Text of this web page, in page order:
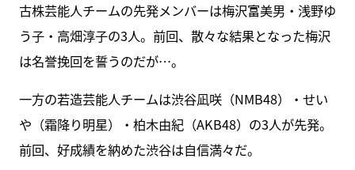
古株芸能人チームの先発メンバーは梅沢富美男・浅野ゆ
う子・高畑淳子の3人。前回、散々な結果となった梅沢
は名誉挽回を誓うのだが…。
一方の若造芸能人チームは渋谷凪咲（NMB48）・せい
や（霜降り明星）・柏木由紀（AKB48）の3人が先発。
前回、好成績を納めた渋谷は自信満々だ。